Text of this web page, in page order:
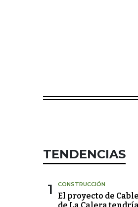
TENDENCIAS
1 CONSTRUCCIÓN
El proyecto de